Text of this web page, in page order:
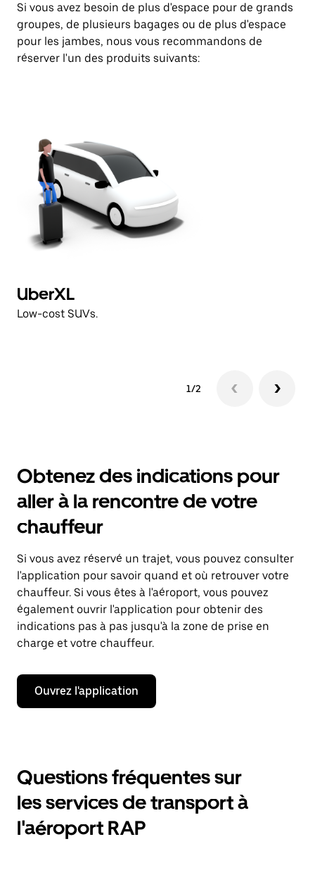
Si vous avez besoin de plus d'espace pour de grands
groupes, de plusieurs bagages ou de plus d'espace
pour les jambes, nous vous recommandons de
réserver l'un des produits suivants:
UberXL
Low-cost SUVs.
1/2
Obtenez des indications pour
aller à la rencontre de votre
chauffeur
Si vous avez réservé un trajet, vous pouvez consulter
l'application pour savoir quand et où retrouver votre
chauffeur. Si vous êtes à l'aéroport, vous pouvez
également ouvrir l'application pour obtenir des
indications pas à pas jusqu'à la zone de prise en
charge et votre chauffeur.
Ouvrez l'application
Questions fréquentes sur
les services de transport à
l'aéroport RAP